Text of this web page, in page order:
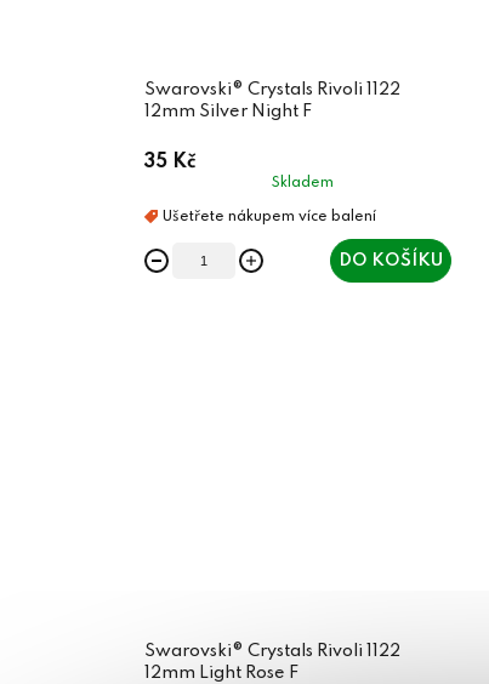
Swarovski® Crystals Rivoli 1122
12mm Silver Night F
35 Kč
Skladem
DO KOŠÍKU
Swarovski® Crystals Rivoli 1122
12mm Light Rose F